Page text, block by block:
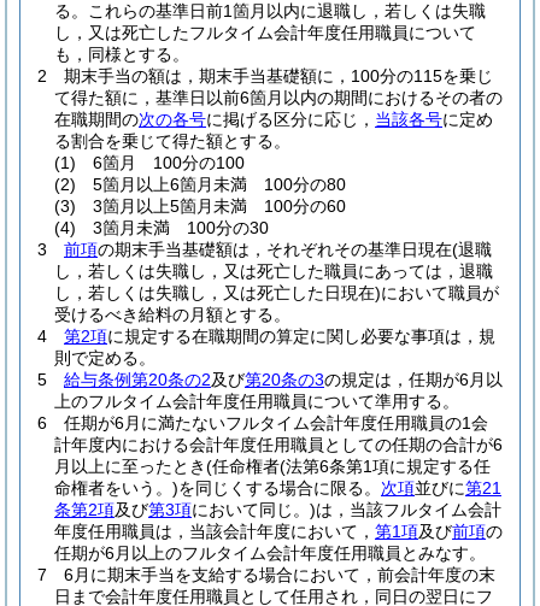
る。
これらの基準日前1箇月以内に退職し，若しくは失職
し，又は死亡したフルタイム会計年度任用職員について
も，同様とする。
2
期末手当の額は，期末手当基礎額に，100分の115を乗じ
て得た額に，基準日以前6箇月以内の期間におけるその者の
在職期間の次の各号に掲げる区分に応じ， 当該各号に定め
る割合を乗じて得た額とする。
(1)
6箇月 100分の100
(2)
5箇月以上6箇月未満 100分の80
(3)
3箇月以上5箇月未満 100分の60
(4)
3箇月未満 100分の30
3
前項の期末手当基礎額は，それぞれその基準日現在(退職
し，若しくは失職し，又は死亡した職員にあっては，退職
し，若しくは失職し，又は死亡した日現在)において職員が
受けるべき給料の月額とする。
4
第2項に規定する在職期間の算定に関し必要な事項は，規
則で定める。
5
給与条例第20条の2及び第20条の3の規定は，任期が6月以
上のフルタイム会計年度任用職員について準用する。
6
任期が6月に満たないフルタイム会計年度任用職員の1会
計年度内における会計年度任用職員としての任期の合計が6
月以上に至ったとき(任命権者(法第6条第1項に規定する任
命権者をいう。)を同じくする場合に限る。 次項並びに第21
条第2項及び第3項において同じ。)は，当該フルタイム会計
年度任用職員は，当該会計年度において， 第1項及び前項の
任期が6月以上のフルタイム会計年度任用職員とみなす。
7
6月に期末手当を支給する場合において，前会計年度の末
日まで会計年度任用職員として任用され，同日の翌日にフ